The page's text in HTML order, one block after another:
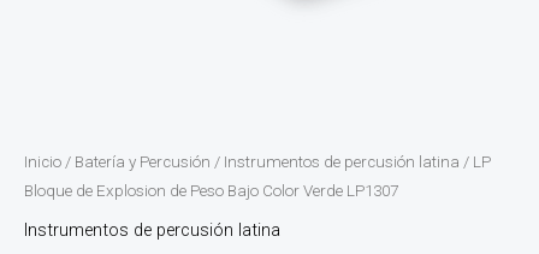
Inicio / Batería y Percusión / Instrumentos de percusión latina / LP
Bloque de Explosion de Peso Bajo Color Verde LP1307
Instrumentos de percusión latina